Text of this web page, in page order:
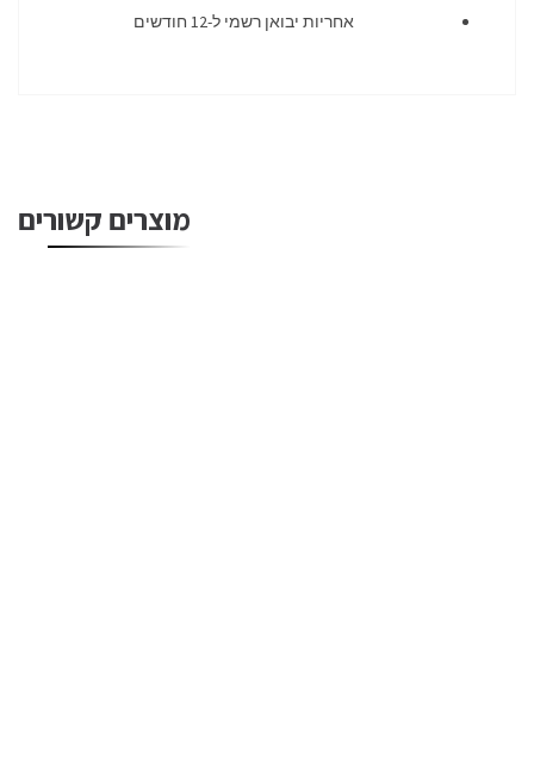
אחריות יבואן רשמי ל-12 חודשים
מוצרים קשורים